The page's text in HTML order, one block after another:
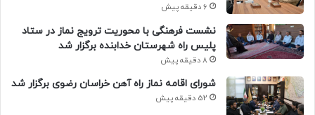
6 دقیقه پیش
نشست فرهنگی با محوریت ترویج نماز در ستاد
پلیس راه شهرستان خدابنده برگزار شد
8 دقیقه پیش
شورای اقامه نماز راه آهن خراسان رضوی برگزار شد
52 دقیقه پیش